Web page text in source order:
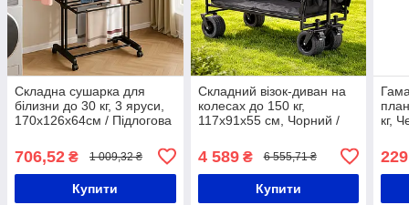
Складна сушарка для
білизни до 30 кг, 3 яруси,
170х126х64см / Підлогова
Багатоярусна сушарка на
коліщатках
706,52 ₴ 1 009,32 ₴
Купити
Складний візок-диван на
колесах до 150 кг,
117х91х55 см, Чорний /
Садовий візок / Вантажний
візок
4 589₴ 6 555,71 ₴
Купити
кг,
саду